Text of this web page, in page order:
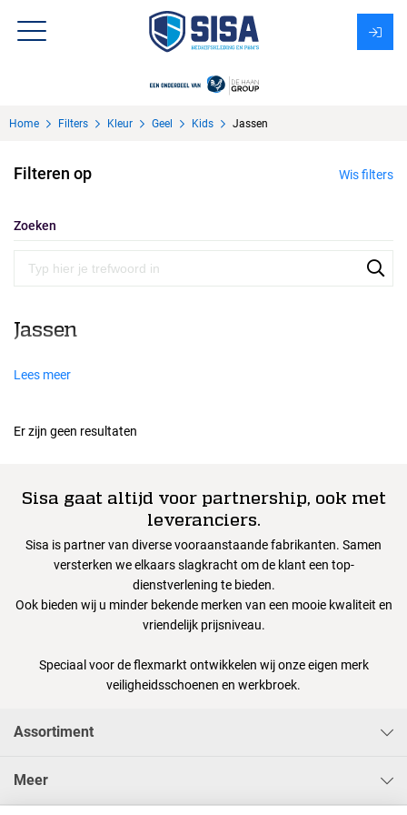
Over Sisa
KMS
Uitzendbureau?
Home Filters Kleur Geel Kids Jassen
Filteren op Wis filters
Zoeken
Jassen
Lees meer
Er zijn geen resultaten
Sisa gaat altijd voor partnership, ook met
leveranciers.
Sisa is partner van diverse vooraanstaande fabrikanten. Samen
versterken we elkaars slagkracht om de klant een top-
dienstverlening te bieden.
Ook bieden wij u minder bekende merken van een mooie kwaliteit en
vriendelijk prijsniveau.
Speciaal voor de flexmarkt ontwikkelen wij onze eigen merk
veiligheidsschoenen en werkbroek.
Assortiment
Meer